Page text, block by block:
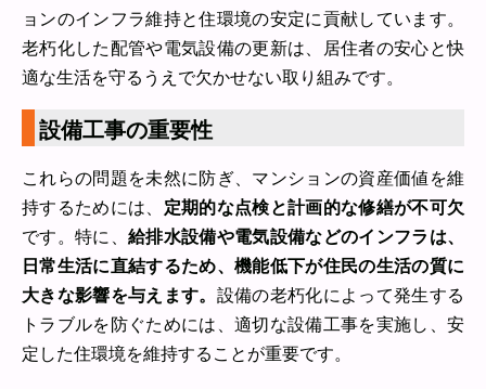
ョンのインフラ維持と住環境の安定に貢献しています。
老朽化した配管や電気設備の更新は、居住者の安心と快
適な生活を守るうえで欠かせない取り組みです。
設備工事の重要性
これらの問題を未然に防ぎ、マンションの資産価値を維
持するためには、 定期的な点検と計画的な修繕が不可欠
です。特に、 給排水設備や電気設備などのインフラは、
日常生活に直結するため、機能低下が住民の生活の質に
大きな影響を与えます。 設備の老朽化によって発生する
トラブルを防ぐためには、適切な設備工事を実施し、安
定した住環境を維持することが重要です。